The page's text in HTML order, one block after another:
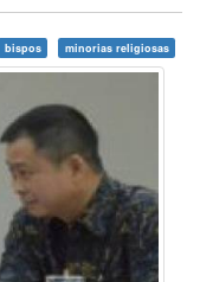
bispos minorias religiosas